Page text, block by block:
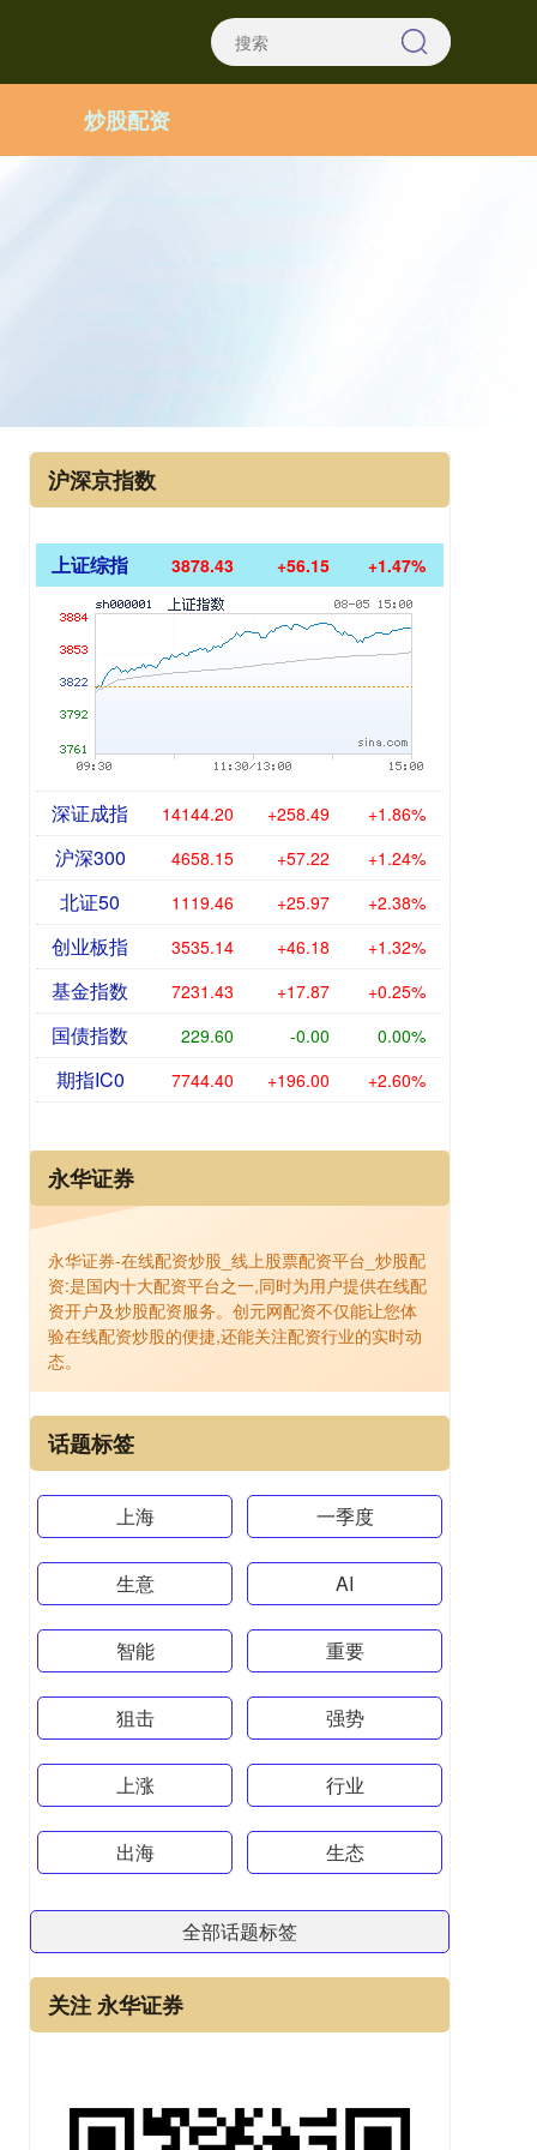
炒股配资
沪深京指数
上证综指 3878.43 +56.15 +1.47%
深证成指 14144.20 +258.49 +1.86%
沪深300 4658.15 +57.22 +1.24%
北证50 1119.46 +25.97 +2.38%
创业板指 3535.14 +46.18 +1.32%
基金指数 7231.43 +17.87 +0.25%
国债指数 229.60 -0.00 0.00%
期指IC0 7744.40 +196.00 +2.60%
永华证券
永华证券-在线配资炒股_线上股票配资平台_炒股配
资:是国内十大配资平台之一,同时为用户提供在线配
资开户及炒股配资服务。创元网配资不仅能让您体
验在线配资炒股的便捷,还能关注配资行业的实时动
态。
话题标签
上海 一季度
生意 AI
智能 重要
狙击 强势
上涨 行业
出海 生态
全部话题标签
关注 永华证券